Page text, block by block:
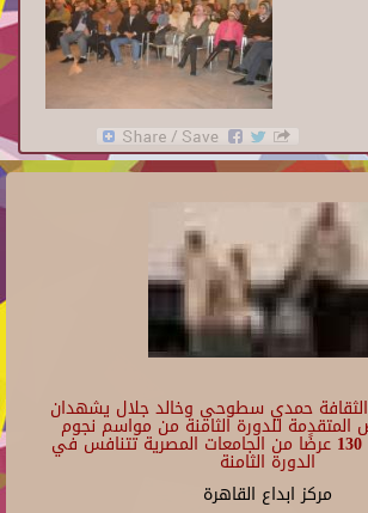
الثقافة حمدي سطوحي وخالد جلال يشهدان
المتقدمة للدورة الثامنة من مواسم نجوم
المسرح الجامعي 130 عرضًا من الجامعات المصرية تتنافس في
الدورة الثامنة
مركز ابداع القاهرة